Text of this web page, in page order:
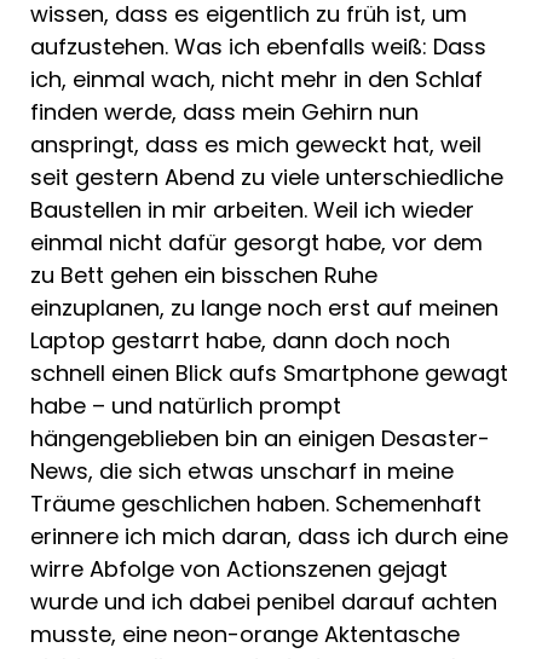
wissen, dass es eigentlich zu früh ist, um
aufzustehen. Was ich ebenfalls weiß: Dass
ich, einmal wach, nicht mehr in den Schlaf
finden werde, dass mein Gehirn nun
anspringt, dass es mich geweckt hat, weil
seit gestern Abend zu viele unterschiedliche
Baustellen in mir arbeiten. Weil ich wieder
einmal nicht dafür gesorgt habe, vor dem
zu Bett gehen ein bisschen Ruhe
einzuplanen, zu lange noch erst auf meinen
Laptop gestarrt habe, dann doch noch
schnell einen Blick aufs Smartphone gewagt
habe – und natürlich prompt
hängengeblieben bin an einigen Desaster-
News, die sich etwas unscharf in meine
Träume geschlichen haben. Schemenhaft
erinnere ich mich daran, dass ich durch eine
wirre Abfolge von Actionszenen gejagt
wurde und ich dabei penibel darauf achten
musste, eine neon-orange Aktentasche